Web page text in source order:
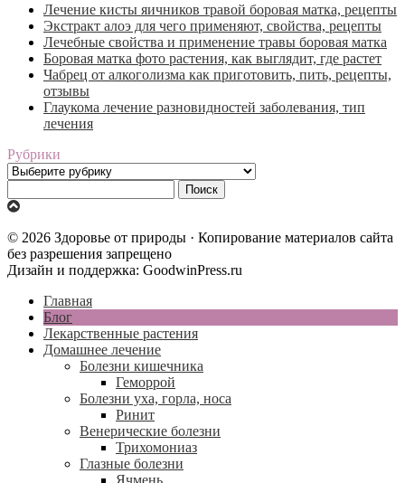
Лечение кисты яичников травой боровая матка, рецепты
Экстракт алоэ для чего применяют, свойства, рецепты
Лечебные свойства и применение травы боровая матка
Боровая матка фото растения, как выглядит, где растет
Чабрец от алкоголизма как приготовить, пить, рецепты,
отзывы
Глаукома лечение разновидностей заболевания, тип
лечения
Рубрики
Рубрики
© 2026 Здоровье от природы · Копирование материалов сайта
без разрешения запрещено
Дизайн и поддержка: GoodwinPress.ru
Главная
Блог
Лекарственные растения
Домашнее лечение
Болезни кишечника
Геморрой
Болезни уха, горла, носа
Ринит
Венерические болезни
Трихомониаз
Глазные болезни
Ячмень